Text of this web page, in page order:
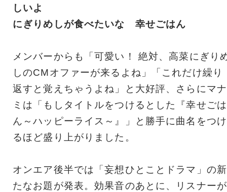
しいよ
にぎりめしが食べたいな 幸せごはん
メンバーからも「可愛い！ 絶対、高菜にぎり
しのCMオファーが来るよね」「これだけ繰り
返すと覚えちゃうよね」と大好評、さらにマナ
ミは「もしタイトルをつけるとした『幸せごは
ん～ハッピーライス～』」と勝手に曲名をつけ
るほど盛り上がりました。
オンエア後半では「妄想ひとことドラマ」の新
たなお題が発表。効果音のあとに、リスナーが